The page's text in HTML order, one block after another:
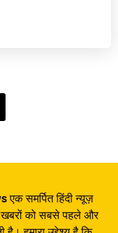
एक समर्पित हिंदी न्यूज़
खबरों को सबसे पहले और